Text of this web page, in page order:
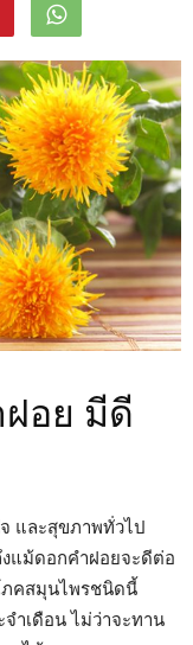
อย มีดี
และสุขภาพทั่วไป
แม้ดอกคำฝอยจะดีต่อ
ภคสมุนไพรชนิดนี้
ำเดือน ไม่ว่าจะทาน